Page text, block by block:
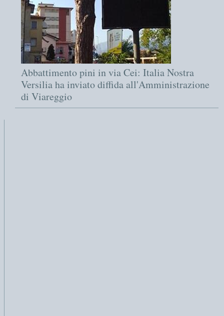
Abbattimento pini in via Cei: Italia Nostra
Versilia ha inviato diffida all'Amministrazione
di Viareggio